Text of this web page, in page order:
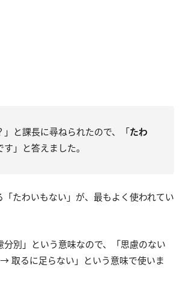
」と課長に尋ねられたので、「たわ
す」と答えました。
「たわいもない」が、最もよく使われてい
分別」という意味なので、「思慮のない
取るに足らない」という意味で使いま